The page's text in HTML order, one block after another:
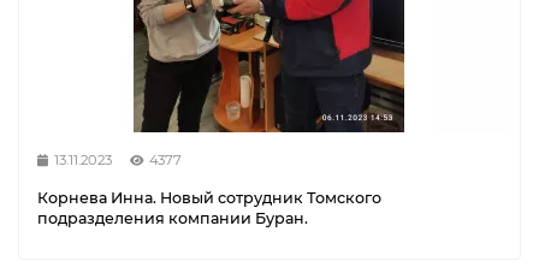
13.11.2023 4377
Корнева Инна. Новый сотрудник Томского
подразделения компании Буран.